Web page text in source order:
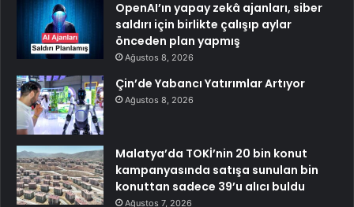
OpenAI’ın yapay zekâ ajanları, siber
saldırı için birlikte çalışıp aylar
önceden plan yapmış
Ağustos 8, 2026
Çin’de Yabancı Yatırımlar Artıyor
Ağustos 8, 2026
Malatya’da TOKİ’nin 20 bin konut
kampanyasında satışa sunulan bin
konuttan sadece 39’u alıcı buldu
Ağustos 7, 2026